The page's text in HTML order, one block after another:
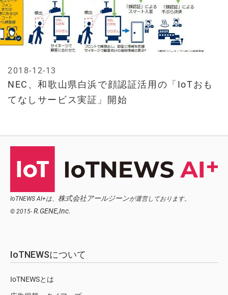
NEC、和歌山県白浜で顔認証活用の「IoTおも
てなしサービス実証」開始
2018-12-13
IoTNEWS AI+は、 株式会社アールジーンが運営しております。
© 2015- R.GENE,Inc.
IoTNEWSについて
IoTNEWSとは